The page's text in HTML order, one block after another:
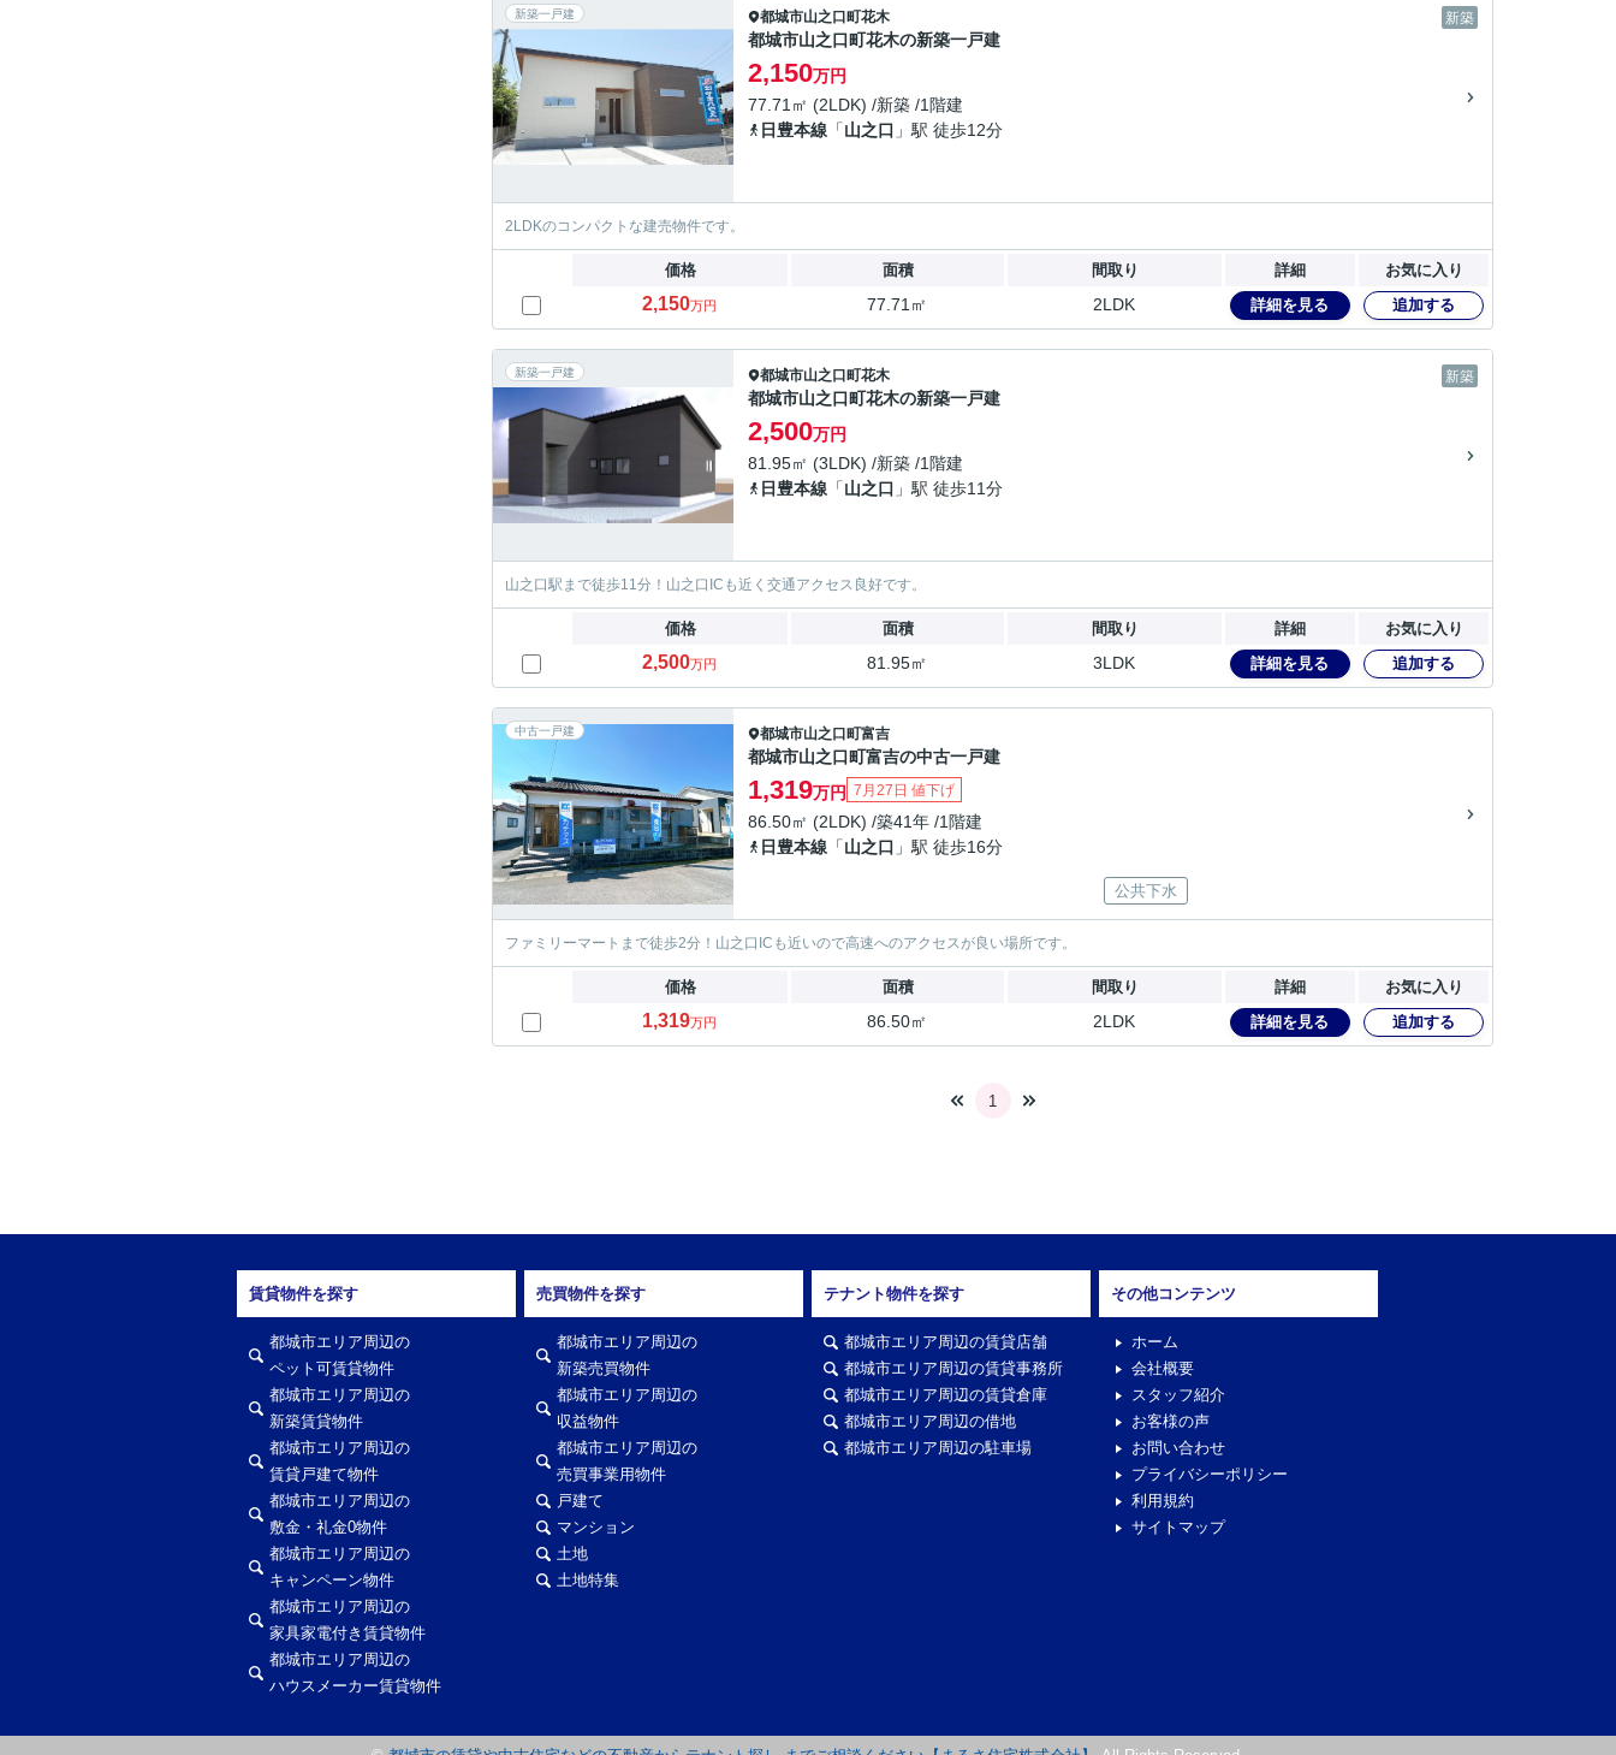
新築一戸建 新築
都城市山之口町花木
都城市山之口町花木の新築一戸建
2,150万円
77.71㎡ (2LDK) /新築 /1階建
日豊本線 「山之口 」駅 徒歩12分
2LDKのコンパクトな建売物件です。
価格 面積 間取り 詳細 お気に入り
2,150万円 77.71㎡ 2LDK 詳細を見る 追加する
新築一戸建 新築
都城市山之口町花木
都城市山之口町花木の新築一戸建
2,500万円
81.95㎡ (3LDK) /新築 /1階建
日豊本線 「山之口 」駅 徒歩11分
山之口駅まで徒歩11分！山之口ICも近く交通アクセス良好です。
価格 面積 間取り 詳細 お気に入り
2,500万円 81.95㎡ 3LDK 詳細を見る 追加する
中古一戸建 都城市山之口町富吉
都城市山之口町富吉の中古一戸建
1,319万円 7月27日 値下げ
86.50㎡ (2LDK) /築41年 /1階建
日豊本線 「山之口 」駅 徒歩16分
公共下水
ファミリーマートまで徒歩2分！山之口ICも近いので高速へのアクセスが良い場所です。
価格 面積 間取り 詳細 お気に入り
1,319万円 86.50㎡ 2LDK 詳細を見る 追加する
1
賃貸物件を探す
都城市エリア周辺の
ペット可賃貸物件
都城市エリア周辺の
新築賃貸物件
都城市エリア周辺の
賃貸戸建て物件
都城市エリア周辺の
敷金・礼金0物件
都城市エリア周辺の
キャンペーン物件
都城市エリア周辺の
家具家電付き賃貸物件
都城市エリア周辺の
ハウスメーカー賃貸物件
売買物件を探す
都城市エリア周辺の
新築売買物件
都城市エリア周辺の
収益物件
都城市エリア周辺の
売買事業用物件
戸建て
マンション
土地
土地特集
テナント物件を探す
都城市エリア周辺の賃貸店舗
都城市エリア周辺の賃貸事務所
都城市エリア周辺の賃貸倉庫
都城市エリア周辺の借地
都城市エリア周辺の駐車場
その他コンテンツ
ホーム
会社概要
スタッフ紹介
お客様の声
お問い合わせ
プライバシーポリシー
利用規約
サイトマップ